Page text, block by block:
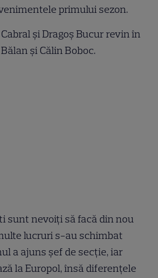
primului sezon.
și Dragoș Bucur revin în
și Călin Boboc.
sunt nevoiți să facă din nou
lucruri s-au schimbat
a ajuns șef de secție, iar
la Europol, însă diferențele